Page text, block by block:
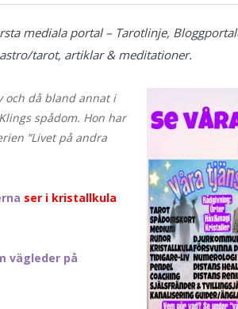
mediala portal – Tarotlinje,
tarot, artiklar & meditationer.
då bland annat i
spådom. Hon har
”Livet på andra
ser i kristallkula
vägleder på